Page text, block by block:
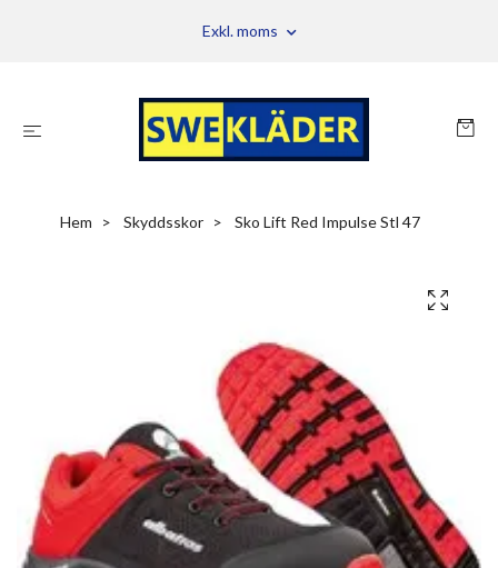
Exkl. moms
Hem Skyddsskor Sko Lift Red Impulse Stl 47